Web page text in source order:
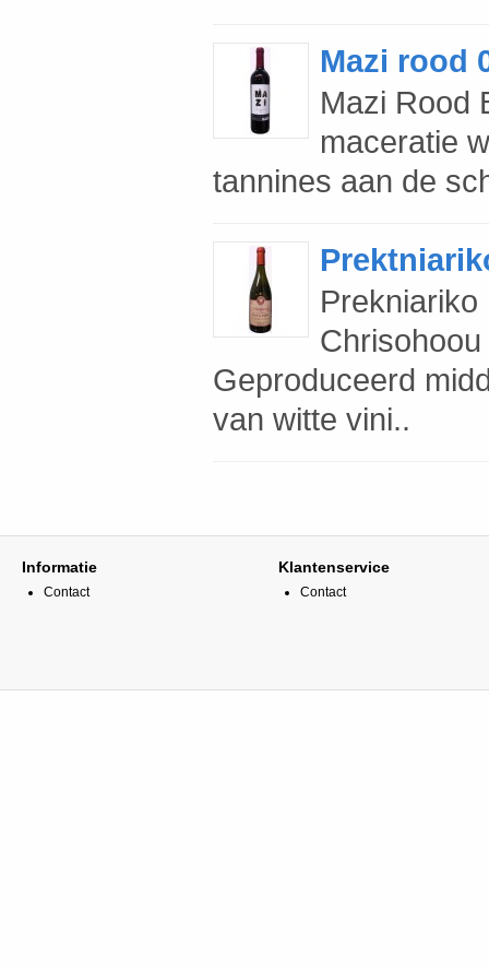
Mazi rood
Mazi Rood
maceratie
tannines aan de
Prekniariko
Geproduceerd
van witte vini..
Informatie
Contact
Klantenservice
Contact